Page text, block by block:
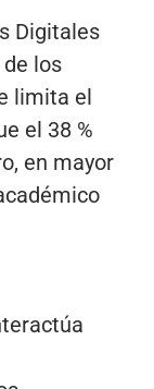
Digitales
los
limita el
el 38 %
en mayor